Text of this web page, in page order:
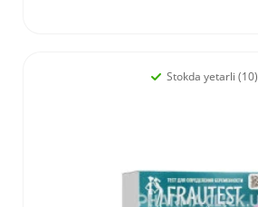
Stokda yetarli (10)